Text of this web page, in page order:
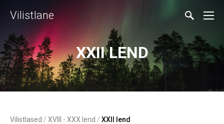
Vilistlane
XXII LEND
Vilistlased / XVIII - XXX lend / XXII lend